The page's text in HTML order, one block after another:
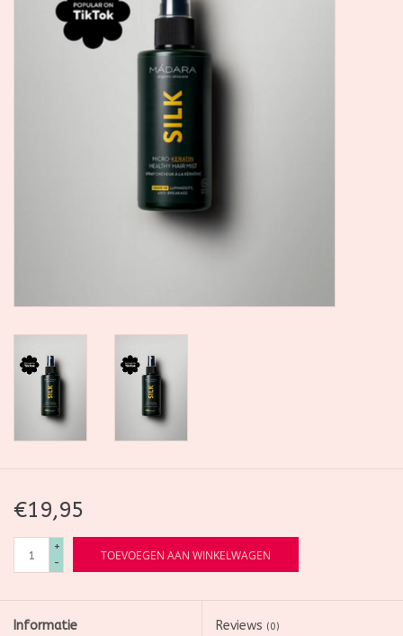
€19,95
+
-
TOEVOEGEN AAN WINKELWAGEN
Informatie Reviews (0)